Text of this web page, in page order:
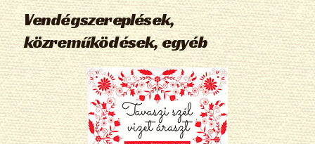
Vendégszereplések,
közreműködések, egyéb